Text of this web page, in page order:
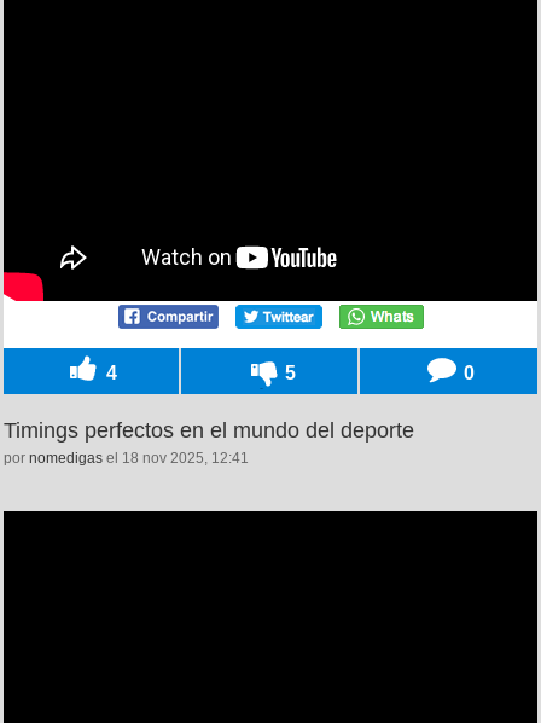
4 5 0
Timings perfectos en el mundo del deporte
por nomedigas el 18 nov 2025, 12:41